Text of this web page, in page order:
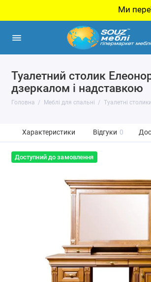
Ми
Туалетний столик
дзеркалом і надставкою
Головна Меблі для спальні Туалетні столики
Характеристики Відгуки 0
Доступний до замовлення